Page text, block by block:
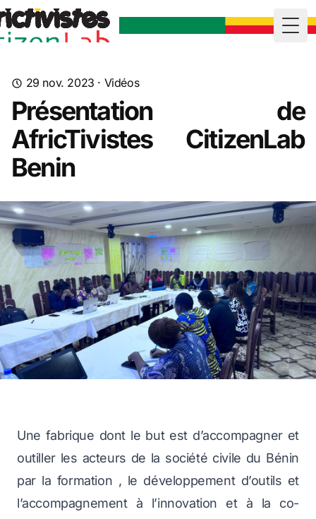
29 nov. 2023 · Vidéos
Présentation de
AfricTivistes CitizenLab
Benin
Une fabrique dont le but est d’accompagner et
outiller les acteurs de la société civile du Bénin
par la formation , le développement d’outils et
l’accompagnement à l’innovation et à la co-